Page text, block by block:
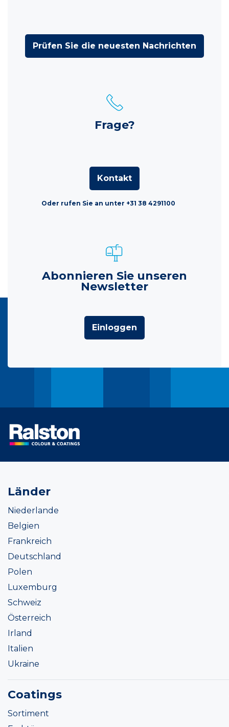
Prüfen Sie die neuesten Nachrichten
Frage?
Kontakt
Oder rufen Sie an unter +31 38 4291100
Abonnieren Sie unseren
Newsletter
Einloggen
Länder
Niederlande
Belgien
Frankreich
Deutschland
Polen
Luxemburg
Schweiz
Österreich
Irland
Italien
Ukraine
Coatings
Sortiment